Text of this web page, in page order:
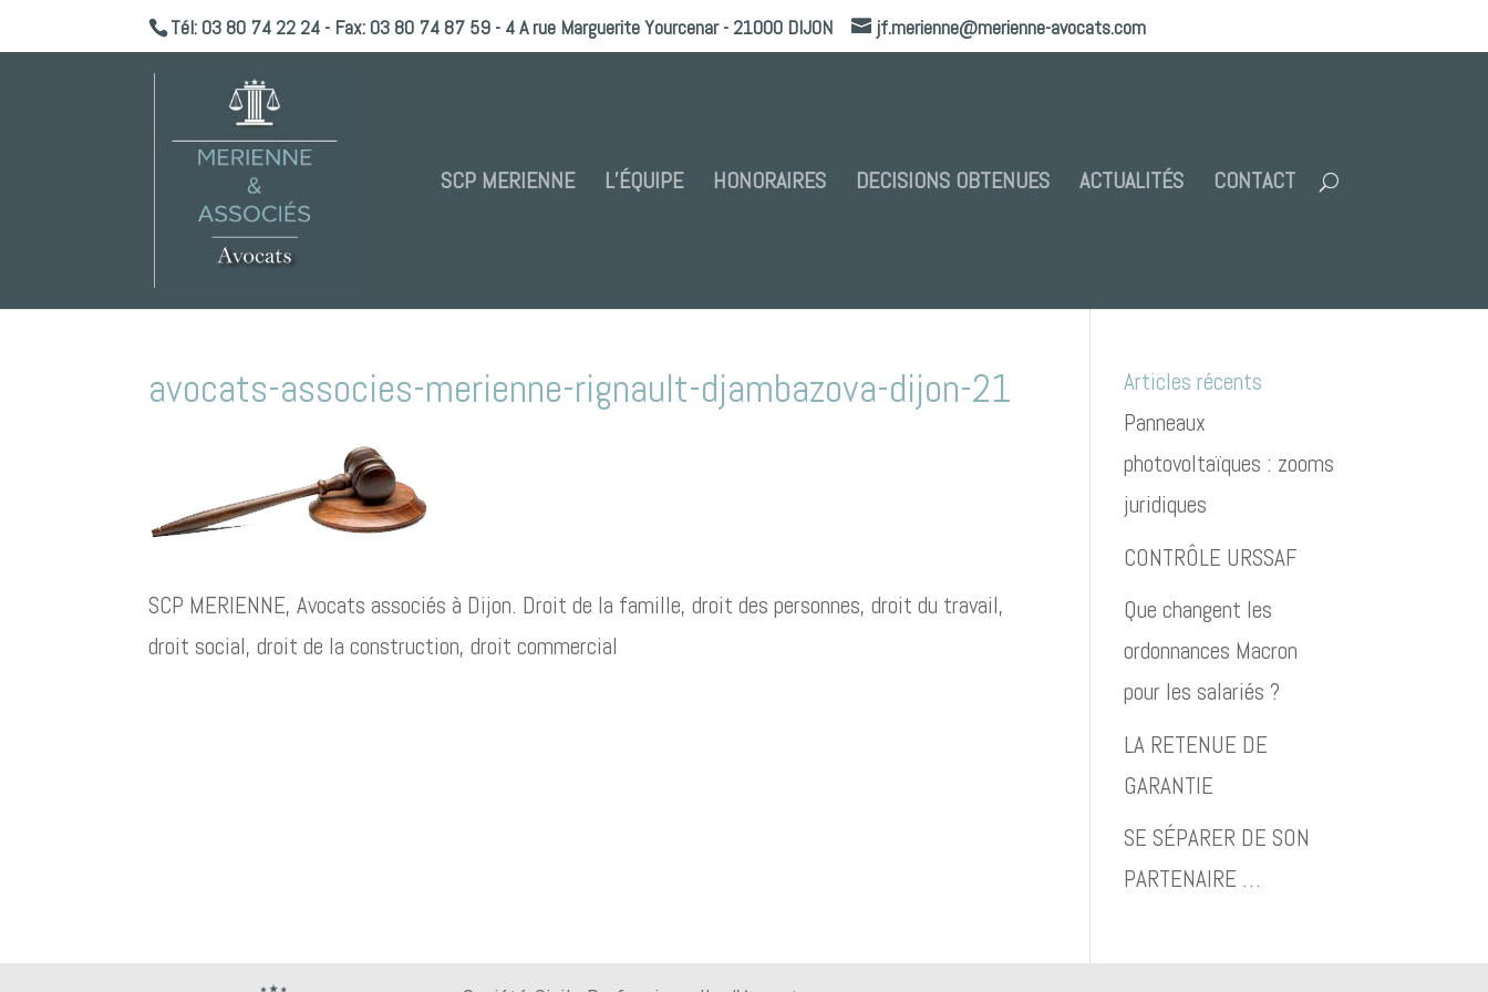
Tél: 03 80 74 22 24 - Fax: 03 80 74 87 59 - 4 A rue Marguerite Yourcenar - 21000 DIJON jf.merienne@merienne-avocats.com
SCP MERIENNE L’ÉQUIPE HONORAIRES DECISIONS OBTENUES ACTUALITÉS CONTACT
avocats-associes-merienne-rignault-djambazova-dijon-21
SCP MERIENNE, Avocats associés à Dijon. Droit de la famille, droit des personnes, droit du travail,
droit social, droit de la construction, droit commercial
Articles récents
Panneaux
photovoltaïques : zooms
juridiques
CONTRÔLE URSSAF
Que changent les
ordonnances Macron
pour les salariés ?
LA RETENUE DE
GARANTIE
SE SÉPARER DE SON
PARTENAIRE …